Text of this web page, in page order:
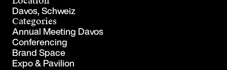
Davos, Schweiz
Categories
Annual Meeting Davos
Conferencing
Brand Space
Expo & Pavilion